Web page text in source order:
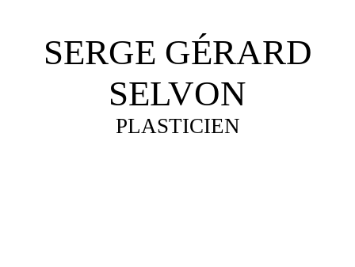
SERGE GÉRARD
SELVON
PLASTICIEN